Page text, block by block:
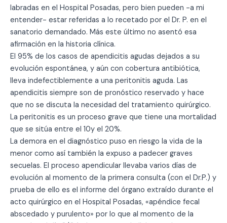
labradas en el Hospital Posadas, pero bien pueden -a mi
entender- estar referidas a lo recetado por el Dr. P. en el
sanatorio demandado. Más este último no asentó esa
afirmación en la historia clínica.
El 95% de los casos de apendicitis agudas dejados a su
evolución espontánea, y aún con cobertura antibiótica,
lleva indefectiblemente a una peritonitis aguda. Las
apendicitis siempre son de pronóstico reservado y hace
que no se discuta la necesidad del tratamiento quirúrgico.
La peritonitis es un proceso grave que tiene una mortalidad
que se sitúa entre el 10y el 20%.
La demora en el diagnóstico puso en riesgo la vida de la
menor como así también la expuso a padecer graves
secuelas. El proceso apendicular llevaba varios días de
evolución al momento de la primera consulta (con el Dr.P.) y
prueba de ello es el informe del órgano extraído durante el
acto quirúrgico en el Hospital Posadas, «apéndice fecal
abscedado y purulento» por lo que al momento de la